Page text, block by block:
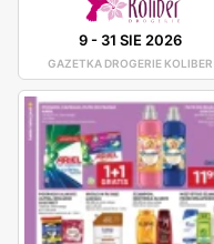
9- 31 SIE 2026
GAZETKA DROGERIE KOLIBER